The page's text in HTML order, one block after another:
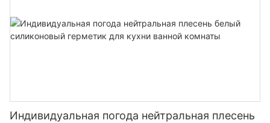
Индивидуальная погода нейтральная плесень